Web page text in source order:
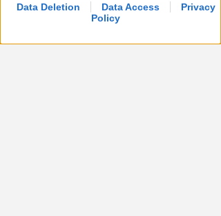
Data Deletion Data Access
Privacy
Policy